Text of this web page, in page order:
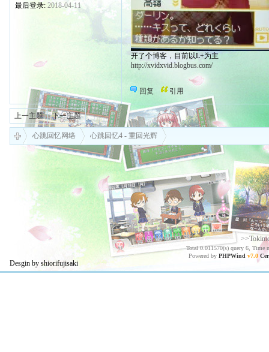
最后登录: 2018-04-11
开了个博客，目前以L+为主
http://xvidxvid.blogbus.com/
回复 引用
上一主题 下一主题
心跳回忆网络 心跳回忆4 - 重回光辉
Total 0.011570(s) query 6, Time
Powered by PHPWind v7.0
Desgin by shiorifujisaki